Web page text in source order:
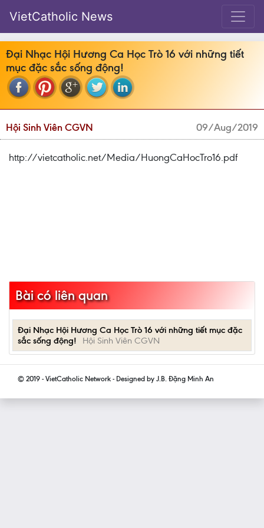
VietCatholic News
Đại Nhạc Hội Hương Ca Học Trò 16 với những tiết
mục đặc sắc sống động!
Hội Sinh Viên CGVN 09/Aug/2019
http://vietcatholic.net/Media/HuongCaHocTro16.pdf
Bài có liên quan
Đại Nhạc Hội Hương Ca Học Trò 16 với những tiết mục đặc
sắc sống động!
Hội Sinh Viên CGVN
© 2019 - VietCatholic Network - Designed by J.B. Đặng Minh An